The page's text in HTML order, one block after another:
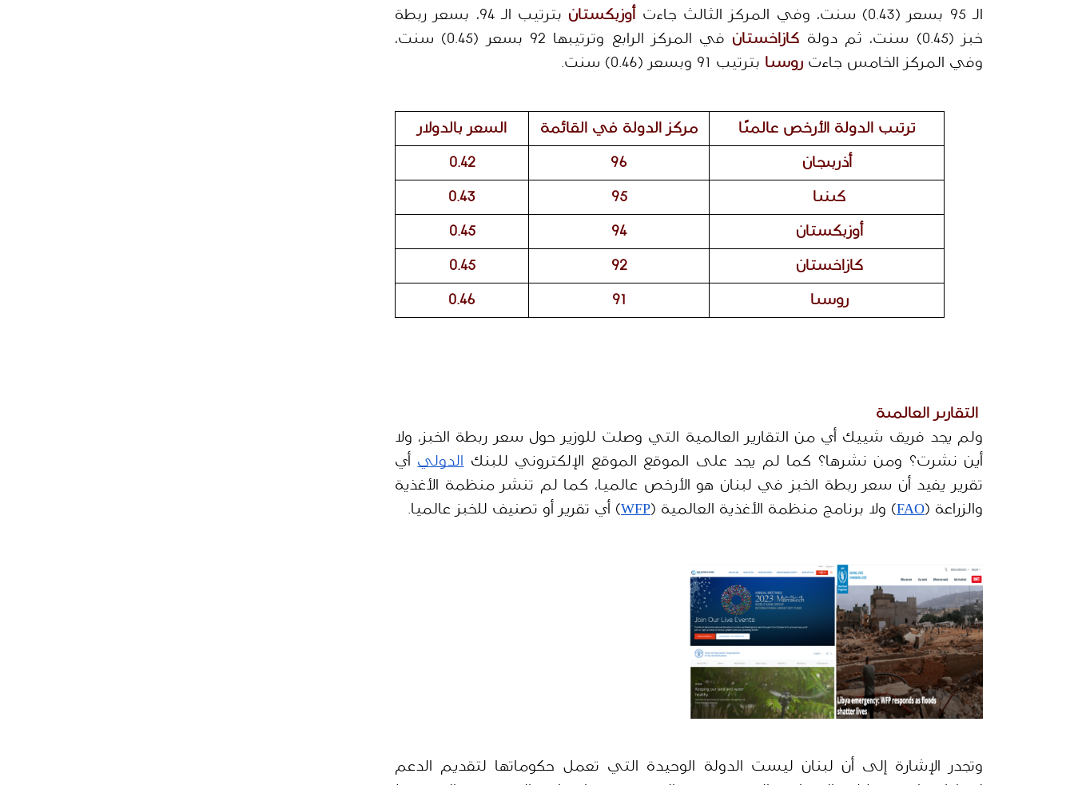
الـ 95 بسعر (0.43) سنت، وفي المركز الثالث جاءت
أوزبكستان
خبز (0.45) سنت، ثم دولة
كازاخستان
وفي المركز الخامس جاءت روسيا بترتيب 91 وبسعر (0.46) سنت.
ترتيب الدولة الأرخص عالميًا مركز الدولة في القائمة السعر بالدولار
أذربيجان 96
0.42
كينيا 95
0.43
أوزبكستان 94
0.45
كازاخستان 92
0.45
روسيا 91
0.46
التقارير العالمية
أين نشرت؟ ومن نشرها؟ كما لم يجد على الموقع الموقع الإلكتروني للبنك
الدولي
والزراعة (FAO) ولا برنامج منظمة الأغذية العالمية (WFP) أي تقرير أو تصنيف للخبز عالميا.